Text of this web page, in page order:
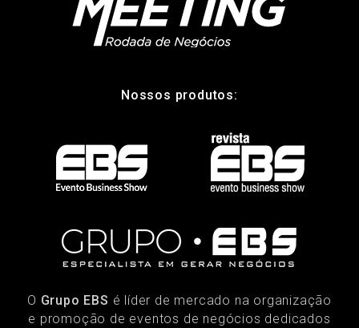
Nossos produtos:
O Grupo EBS é líder de mercado na organização
e promoção de eventos de negócios dedicados